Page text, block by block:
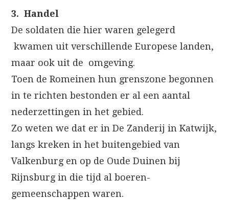
3. Handel
De soldaten die hier waren gelegerd
kwamen uit verschillende Europese landen,
maar ook uit de omgeving.
Toen de Romeinen hun grenszone begonnen
in te richten bestonden er al een aantal
nederzettingen in het gebied.
Zo weten we dat er in De Zanderij in Katwijk,
langs kreken in het buitengebied van
Valkenburg en op de Oude Duinen bij
Rijnsburg in die tijd al boeren-
gemeenschappen waren.